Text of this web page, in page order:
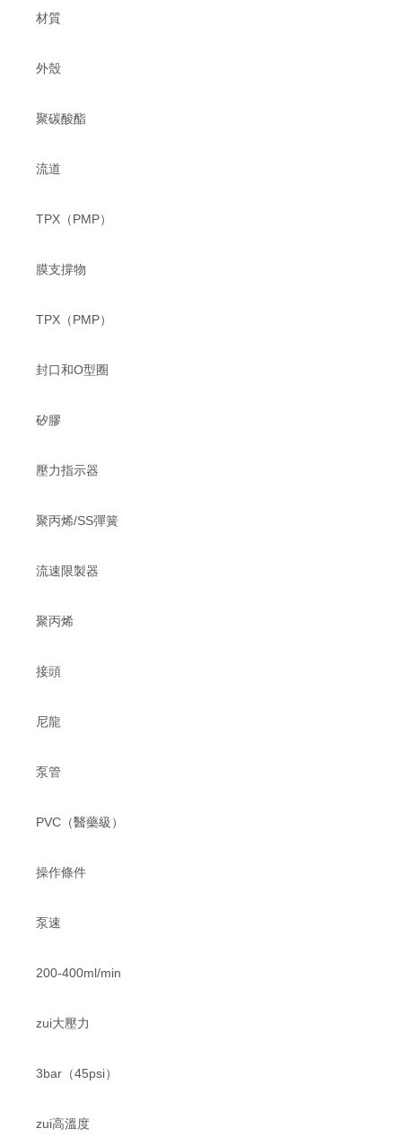
材質
外殼
聚碳酸酯
流道
TPX（PMP）
膜支撐物
TPX（PMP）
封口和O型圈
矽膠
壓力指示器
聚丙烯/SS彈簧
流速限製器
聚丙烯
接頭
尼龍
泵管
PVC（醫藥級）
操作條件
泵速
200-400ml/min
zui大壓力
3bar（45psi）
zui高溫度